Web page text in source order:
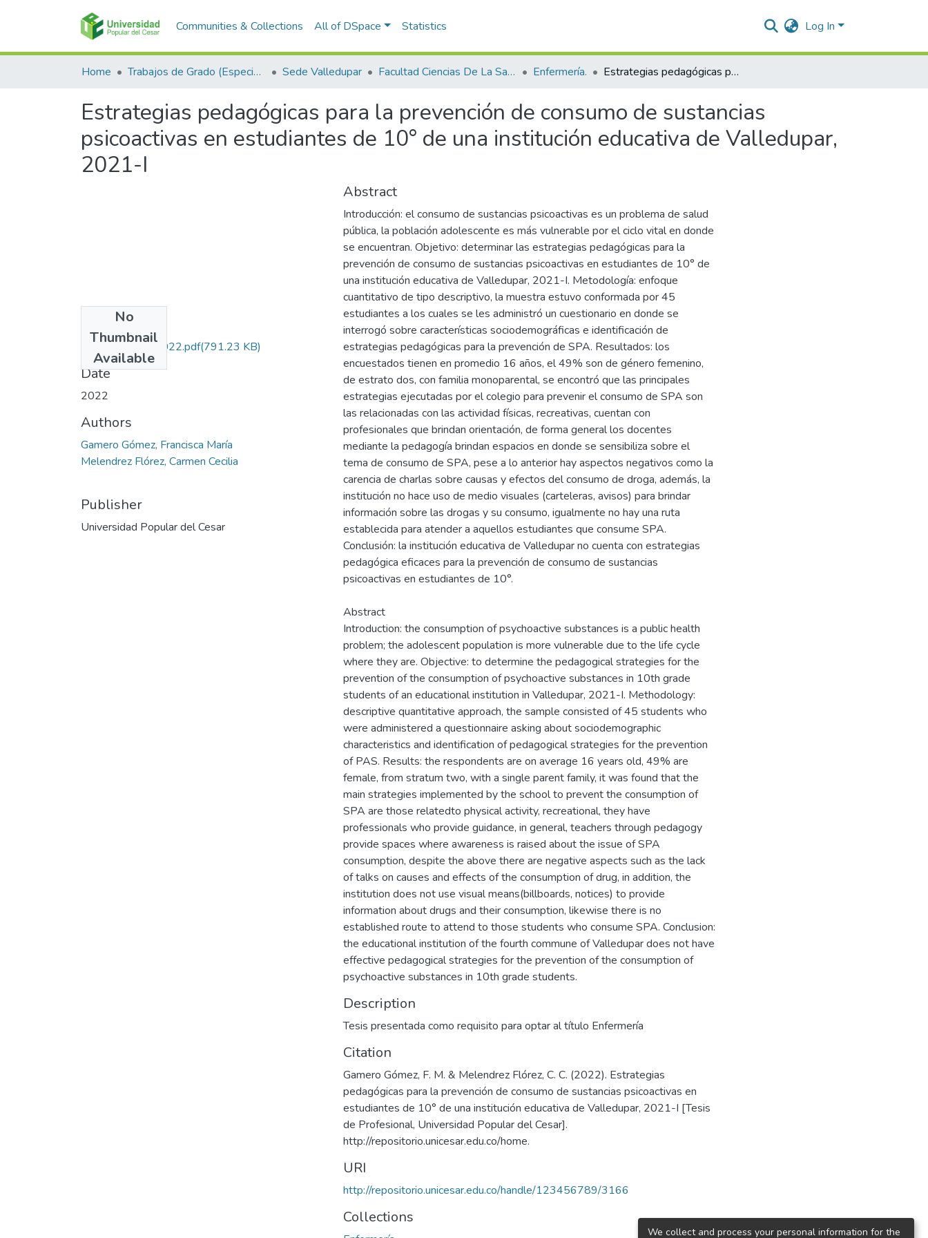
Communities & Collections All of DSpace Statistics Log In
Home Trabajos de Grado (Especializaciones y Pregrados) Sede Valledupar Facultad Ciencias De La Salud. Enfermería. Estrategias pedagógicas para la prevención de consumo de sustancias psicoactivas en estudiantes de 10° de una institución educativa de Valledupar, 2021-I
Estrategias pedagógicas para la prevención de consumo de sustancias
psicoactivas en estudiantes de 10° de una institución educativa de Valledupar,
2021-I
No
Thumbnail
Available
GameroGómez.2022.pdf(791.23 KB)
Date
2022
Authors
Gamero Gómez, Francisca María
Melendrez Flórez, Carmen Cecilia
Publisher
Universidad Popular del Cesar
Abstract
Introducción: el consumo de sustancias psicoactivas es un problema de salud
pública, la población adolescente es más vulnerable por el ciclo vital en donde
se encuentran. Objetivo: determinar las estrategias pedagógicas para la
prevención de consumo de sustancias psicoactivas en estudiantes de 10° de
una institución educativa de Valledupar, 2021-I. Metodología: enfoque
cuantitativo de tipo descriptivo, la muestra estuvo conformada por 45
estudiantes a los cuales se les administró un cuestionario en donde se
interrogó sobre características sociodemográficas e identificación de
estrategias pedagógicas para la prevención de SPA. Resultados: los
encuestados tienen en promedio 16 años, el 49% son de género femenino,
de estrato dos, con familia monoparental, se encontró que las principales
estrategias ejecutadas por el colegio para prevenir el consumo de SPA son
las relacionadas con las actividad físicas, recreativas, cuentan con
profesionales que brindan orientación, de forma general los docentes
mediante la pedagogía brindan espacios en donde se sensibiliza sobre el
tema de consumo de SPA, pese a lo anterior hay aspectos negativos como la
carencia de charlas sobre causas y efectos del consumo de droga, además, la
institución no hace uso de medio visuales (carteleras, avisos) para brindar
información sobre las drogas y su consumo, igualmente no hay una ruta
establecida para atender a aquellos estudiantes que consume SPA.
Conclusión: la institución educativa de Valledupar no cuenta con estrategias
pedagógica eficaces para la prevención de consumo de sustancias
psicoactivas en estudiantes de 10°.
Abstract
Introduction: the consumption of psychoactive substances is a public health
problem; the adolescent population is more vulnerable due to the life cycle
where they are. Objective: to determine the pedagogical strategies for the
prevention of the consumption of psychoactive substances in 10th grade
students of an educational institution in Valledupar, 2021-I. Methodology:
descriptive quantitative approach, the sample consisted of 45 students who
were administered a questionnaire asking about sociodemographic
characteristics and identification of pedagogical strategies for the prevention
of PAS. Results: the respondents are on average 16 years old, 49% are
female, from stratum two, with a single parent family, it was found that the
main strategies implemented by the school to prevent the consumption of
SPA are those relatedto physical activity, recreational, they have
professionals who provide guidance, in general, teachers through pedagogy
provide spaces where awareness is raised about the issue of SPA
consumption, despite the above there are negative aspects such as the lack
of talks on causes and effects of the consumption of drug, in addition, the
institution does not use visual means(billboards, notices) to provide
information about drugs and their consumption, likewise there is no
established route to attend to those students who consume SPA. Conclusion:
the educational institution of the fourth commune of Valledupar does not have
effective pedagogical strategies for the prevention of the consumption of
psychoactive substances in 10th grade students.
Description
Tesis presentada como requisito para optar al título Enfermería
Citation
Gamero Gómez, F. M. & Melendrez Flórez, C. C. (2022). Estrategias
pedagógicas para la prevención de consumo de sustancias psicoactivas en
estudiantes de 10° de una institución educativa de Valledupar, 2021-I [Tesis
de Profesional, Universidad Popular del Cesar].
http://repositorio.unicesar.edu.co/home.
URI
http://repositorio.unicesar.edu.co/handle/123456789/3166
Collections
We collect and process your personal information for the